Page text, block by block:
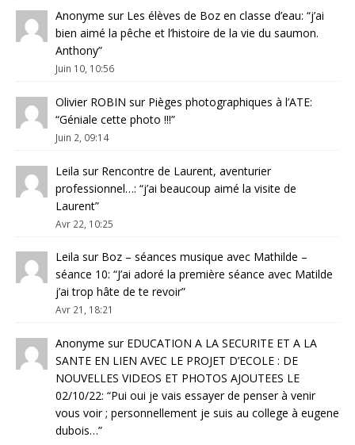
Anonyme sur Les élèves de Boz en classe d’eau: “j’ai
bien aimé la pêche et l’histoire de la vie du saumon.
Anthony”
Juin 10, 10:56
Olivier ROBIN sur Pièges photographiques à l’ATE:
“Géniale cette photo !!!”
Juin 2, 09:14
Leila sur Rencontre de Laurent, aventurier
professionnel…: “j’ai beaucoup aimé la visite de
Laurent”
Avr 22, 10:25
Leila sur Boz – séances musique avec Mathilde –
séance 10: “J’ai adoré la première séance avec Matilde
j’ai trop hâte de te revoir”
Avr 21, 18:21
Anonyme sur EDUCATION A LA SECURITE ET A LA
SANTE EN LIEN AVEC LE PROJET D’ECOLE : DE
NOUVELLES VIDEOS ET PHOTOS AJOUTEES LE
02/10/22: “Pui oui je vais essayer de penser à venir
vous voir ; personnellement je suis au college à eugene
dubois…”